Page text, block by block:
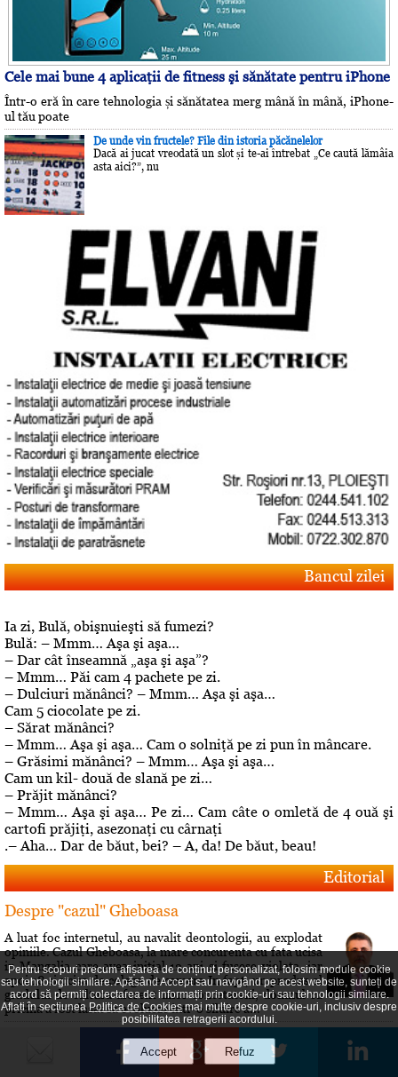
Cele mai bune 4 aplicaţii de fitness şi sănătate pentru iPhone
Într-o eră în care tehnologia și sănătatea merg mână în mână, iPhone-
ul tău poate
De unde vin fructele? File din istoria păcănelelor
Dacă ai jucat vreodată un slot și te-ai întrebat „Ce caută lămâia
asta aici?”, nu
Bancul zilei
Ia zi, Bulă, obişnuieşti să fumezi?
Bulă: – Mmm… Aşa şi aşa…
– Dar cât înseamnă „aşa şi aşa”?
– Mmm… Păi cam 4 pachete pe zi.
– Dulciuri mănânci? – Mmm… Aşa şi aşa…
Cam 5 ciocolate pe zi.
– Sărat mănânci?
– Mmm… Aşa şi aşa… Cam o solniţă pe zi pun în mâncare.
– Grăsimi mănânci? – Mmm… Aşa şi aşa…
Cam un kil- două de slană pe zi…
– Prăjit mănânci?
– Mmm… Aşa şi aşa… Pe zi… Cam câte o omletă de 4 ouă şi
cartofi prăjiţi, asezonaţi cu cârnaţi
.– Aha… Dar de băut, bei? – A, da! De băut, beau!
Editorial
Despre "cazul" Gheboasa
A luat foc internetul, au navalit deontologii, au explodat
opiniile. Cazul Gheboasa, la mare concurenta cu fata ucisa
in Mangalia care avea initial 12 ani si fusese violata, iar
apoi 18 si ucisa de colega de camera In fapt, un produs al
gradului de cultura aferent unor concetateni, domnul cu
pricina a fost lasat sa evolueze intr-o siluire a...
Roberta vs Volo! Game, set: Roberta! Partida încă se
Pentru scopuri precum afișarea de conținut personalizat, folosim module cookie
sau tehnologii similare. Apăsând Accept sau navigând pe acest website, sunteți de
acord să permiți colectarea de informații prin cookie-uri sau tehnologii similare.
Aflați în secțiuneaPolitica de Cookiesmai multe despre cookie-uri, inclusiv despre
posibilitatea retragerii acordului.